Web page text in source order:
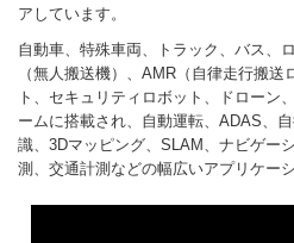
アしています。
自動車、特殊車両、トラック、バス、
（無人搬送機）、AMR（自律走行搬
ト、セキュリティロボット、ドローン
ームに搭載され、自動運転、ADAS、
識、3Dマッピング、SLAM、ナビゲー
測、交通計測などの幅広いアプリケー